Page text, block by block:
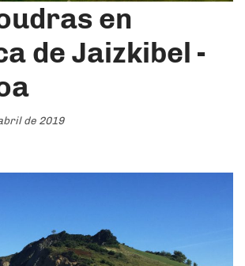
en
de Jaizkibel -
de 2019